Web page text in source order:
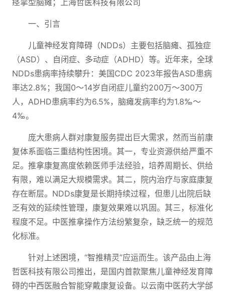
痉挛型脑瘫；上海哲医科技有限公司
一、引言
儿童神经发育障碍（NDDs）主要包括脑瘫、孤独症
（ASD）、自闭症、多动症（ADHD）等。近年来，全球
NDDs患病率持续攀升：美国CDC 2023年报告ASD患病
率达2.8%；我国0～14岁自闭症儿童约200万～300万
人，ADHD患病率约为6.5%，脑瘫发病率约为1.8‰～
4‰。
庞大患病人群对康复服务提出巨大需求，然而当前康
复体系面临三重结构性困境。其一，专业资源供给严重不
足。推拿康复高度依赖医师手法经验，培养周期长、供给
有限，难以满足大规模需求。其二，院内治疗与家庭康复
存在断层。NDDs康复是长期持续过程，但患儿出院后缺
乏有效的延续性管理，康复效果难以巩固。其三，标准化
程度不足。中医推拿操作方法纷繁复杂，缺乏统一的规范
化标准。
针对上述困境，“智推精灵”应运而生。该产品由上海
哲医科技有限公司推出，是国内首款聚焦儿童神经发育障
碍的中西医融合智能穿戴康复设备。以云南中医药大学邰